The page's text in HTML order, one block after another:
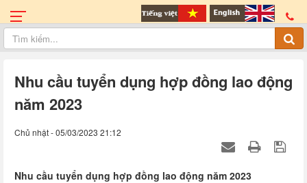
Nhu cầu tuyển dụng hợp đồng lao động
năm 2023
Chủ nhật - 05/03/2023 21:12
Nhu cầu tuyển dụng hợp đồng lao động năm 2023